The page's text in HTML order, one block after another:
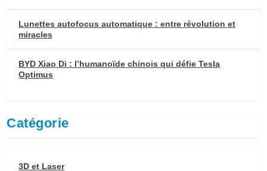
Lunettes autofocus automatique : entre révolution et
miracles
BYD Xiao Di : l’humanoïde chinois qui défie Tesla
Optimus
Catégorie
3D et Laser